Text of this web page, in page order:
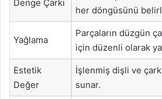
Denge Çarkı
her döngüsünü
Yağlama
Parçaların düzgün
için düzenli olarak
Estetik
Değer
İşlenmiş dişli ve
sunar.